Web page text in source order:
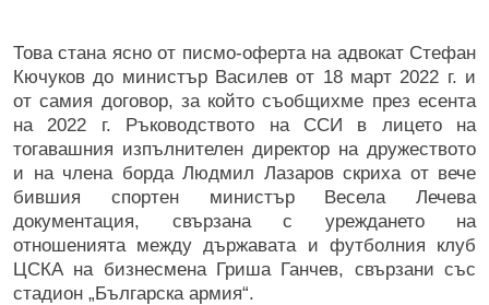
Това стана ясно от писмо-оферта на адвокат Стефан
Кючуков до министър Василев от 18 март 2022 г. и
от самия договор, за който съобщихме през есента
на 2022 г. Ръководството на ССИ в лицето на
тогавашния изпълнителен директор на дружеството
и на члена борда Людмил Лазаров скриха от вече
бившия спортен министър Весела Лечева
документация, свързана с уреждането на
отношенията между държавата и футболния клуб
ЦСКА на бизнесмена Гриша Ганчев, свързани със
стадион „Българска армия“.